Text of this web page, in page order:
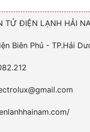
TỬ ĐIỆN LẠNH HẢI
Biên Phủ - TP.Hải